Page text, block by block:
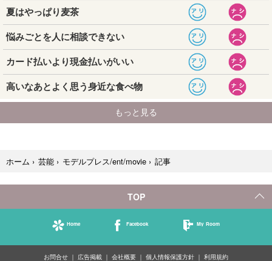
ホーム › 芸能 › モデルプレス/ent/movie › 記事
TOP
Home Facebook My Room
お問合せ 広告掲載 会社概要 個人情報保護方針 利用規約